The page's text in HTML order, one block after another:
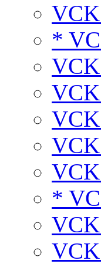
*
*